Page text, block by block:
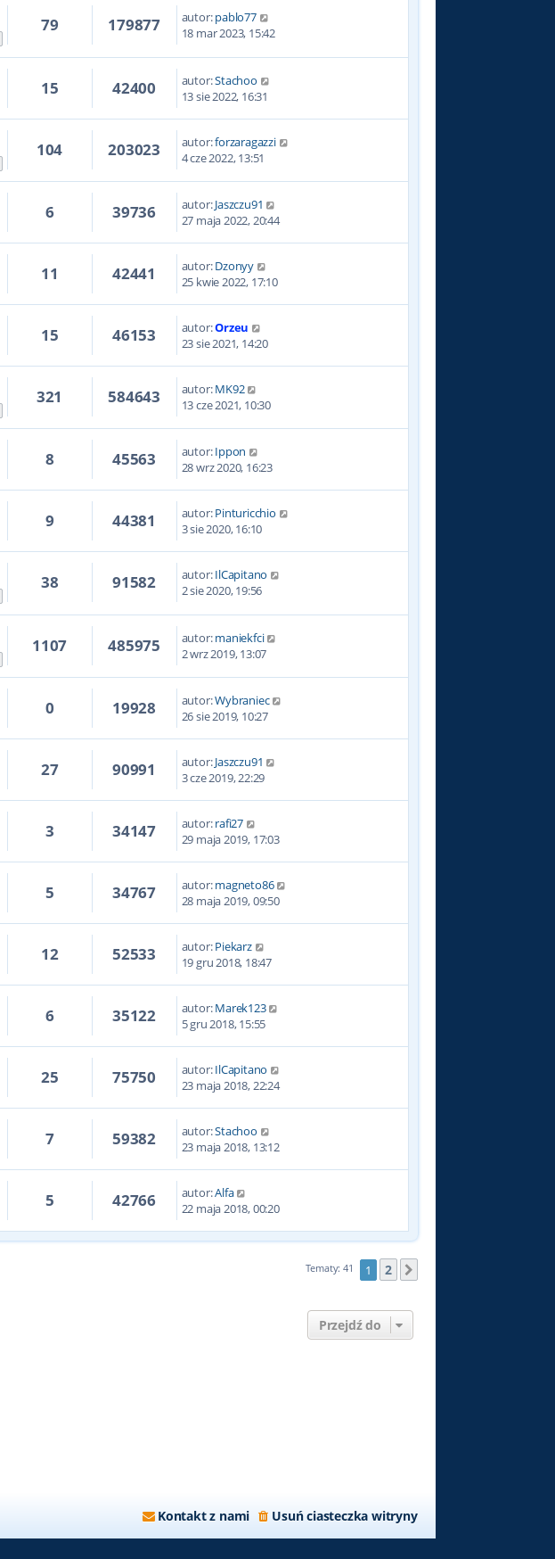
79 179877 autor:pablo77
18 mar 2023, 15:42
15 42400 autor:Stachoo
13 sie 2022, 16:31
104 203023 autor:forzaragazzi
4 cze 2022, 13:51
6 39736 autor:Jaszczu91
27 maja 2022, 20:44
11 42441 autor:Dzonyy
25 kwie 2022, 17:10
15 46153 autor:Orzeu
23 sie 2021, 14:20
321 584643 autor:MK92
13 cze 2021, 10:30
8 45563 autor:Ippon
28 wrz 2020, 16:23
9 44381 autor:Pinturicchio
3 sie 2020, 16:10
38 91582 autor:IlCapitano
2 sie 2020, 19:56
1107 485975 autor:maniekfci
2 wrz 2019, 13:07
0 19928 autor:Wybraniec
26 sie 2019, 10:27
27 90991 autor:Jaszczu91
3 cze 2019, 22:29
3 34147 autor:rafi27
29 maja 2019, 17:03
5 34767 autor:magneto86
28 maja 2019, 09:50
12 52533 autor:Piekarz
19 gru 2018, 18:47
6 35122 autor:Marek123
5 gru 2018, 15:55
25 75750 autor:IlCapitano
23 maja 2018, 22:24
7 59382 autor:Stachoo
23 maja 2018, 13:12
5 42766 autor:Alfa
22 maja 2018, 00:20
Tematy: 41 1 2
Przejdź do
Usuń ciasteczka witryny
Kontakt z nami